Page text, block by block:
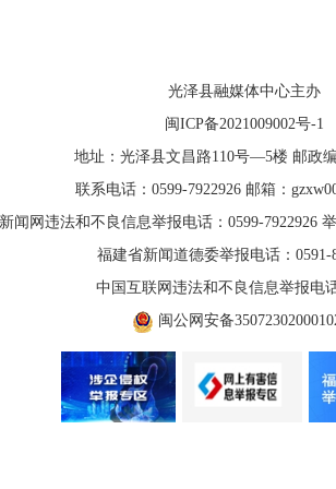
光泽县融媒体中心主办
闽ICP备2021009002号-1
地址：光泽县文昌路110号—5楼 邮政
联系电话：0599-7922926 邮箱：
闻网违法和不良信息举报电话：0599-7922926
福建省新闻道德委举报电话：0591-
中国互联网违法和不良信息举报电
闽公网安备